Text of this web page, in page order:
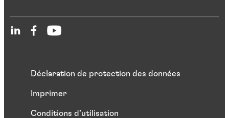
Déclaration de protection des données
Imprimer
Conditions d’utilisation